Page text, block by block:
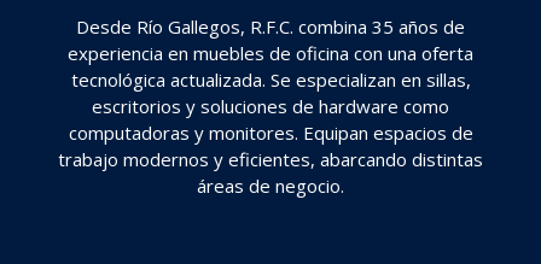
Desde Río Gallegos, R.F.C. combina 35 años de
experiencia en muebles de oficina con una oferta
tecnológica actualizada. Se especializan en sillas,
escritorios y soluciones de hardware como
computadoras y monitores. Equipan espacios de
trabajo modernos y eficientes, abarcando distintas
áreas de negocio.